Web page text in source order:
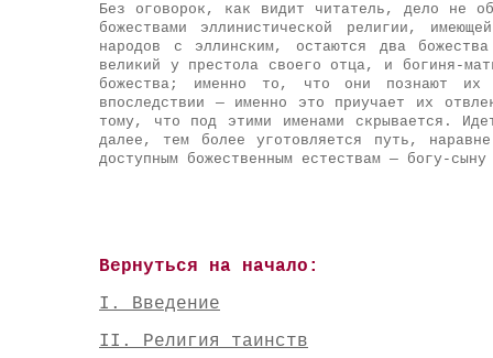
Без оговорок, как видит читатель, дело не
божествами эллинистической религии,
народов с эллинским, остаются два
великий у престола своего отца, и богиня-
божества; именно то, что они познают
впоследствии — именно это приучает их
тому, что под этими именами скрывается.
далее, тем более уготовляется путь,
доступным божественным естествам — богу-
Вернуться на начало:
I. Введение
II. Религия таинств